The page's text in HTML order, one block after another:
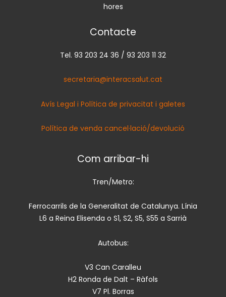
hores
Contacte
Tel. 93 203 24 36 / 93 203 11 32
secretaria@interacsalut.cat
Avís Legal i Política de privacitat i galetes
Política de venda cancel·lació/devolució
Com arribar-hi
Tren/Metro:
Ferrocarrils de la Generalitat de Catalunya. Línia
L6 a Reina Elisenda o S1, S2, S5, S55 a Sarrià
Autobus:
V3 Can Caralleu
H2 Ronda de Dalt – Ràfols
V7 Pl. Borras